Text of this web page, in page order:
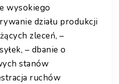
wysokiego
działu produkcji
zleceń, –
– dbanie o
stanów
ruchów